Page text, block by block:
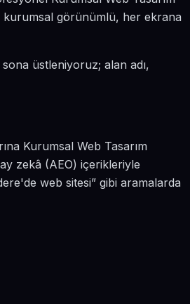
kurumsal görünümlü, her ekrana
üstleniyoruz; alan adı,
Kurumsal Web Tasarım
zekâ (AEO) içerikleriyle
web sitesi” gibi aramalarda